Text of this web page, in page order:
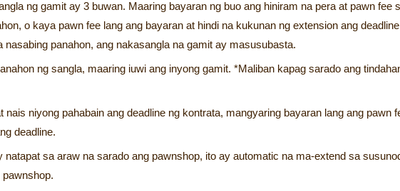
ng gamit ay 3 buwan. Maaring bayaran ng buo ang hiniram na pera at pawn fee
o kaya pawn fee lang ang bayaran at hindi na kukunan ng extension ang
nasabing panahon, ang nakasangla na gamit ay masusubasta.
ng sangla, maaring iuwi ang inyong gamit. *Maliban kapag sarado ang
nais niyong pahabain ang deadline ng kontrata, mangyaring bayaran lang ang pawn
deadline.
natapat sa araw na sarado ang pawnshop, ito ay automatic na ma-extend sa